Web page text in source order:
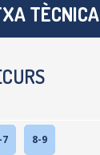
TÈCNICA
7 8-9